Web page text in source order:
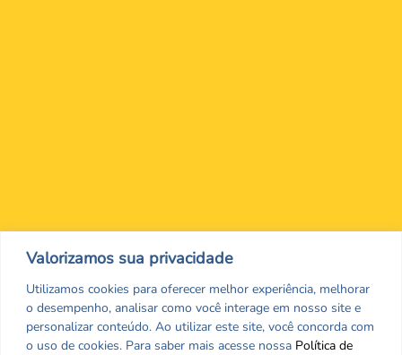
Valorizamos sua privacidade
Utilizamos cookies para oferecer melhor experiência, melhorar
o desempenho, analisar como você interage em nosso site e
personalizar conteúdo. Ao utilizar este site, você concorda com
o uso de cookies. Para saber mais acesse nossa Política de